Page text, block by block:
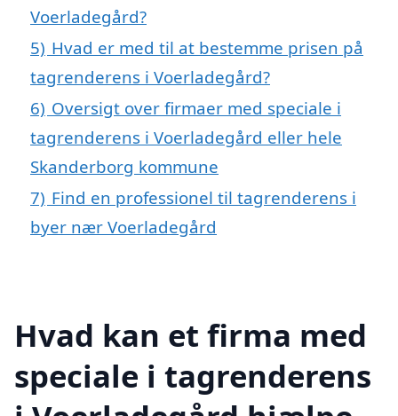
Voerladegård?
5) Hvad er med til at bestemme prisen på
tagrenderens i Voerladegård?
6) Oversigt over firmaer med speciale i
tagrenderens i Voerladegård eller hele
Skanderborg kommune
7) Find en professionel til tagrenderens i
byer nær Voerladegård
Hvad kan et firma med
speciale i tagrenderens